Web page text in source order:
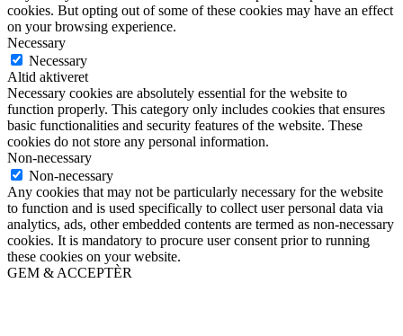
cookies. But opting out of some of these cookies may have an effect
on your browsing experience.
Necessary
Necessary
Altid aktiveret
Necessary cookies are absolutely essential for the website to
function properly. This category only includes cookies that ensures
basic functionalities and security features of the website. These
cookies do not store any personal information.
Non-necessary
Non-necessary
Any cookies that may not be particularly necessary for the website
to function and is used specifically to collect user personal data via
analytics, ads, other embedded contents are termed as non-necessary
cookies. It is mandatory to procure user consent prior to running
these cookies on your website.
GEM & ACCEPTÈR